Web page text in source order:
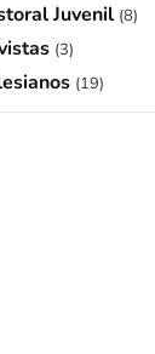
Juvenil (8)
(3)
(19)